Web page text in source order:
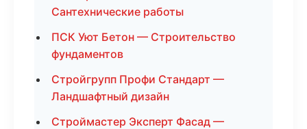
Сантехнические работы
ПСК Уют Бетон — Строительство
фундаментов
Стройгрупп Профи Стандарт —
Ландшафтный дизайн
Строймастер Эксперт Фасад —